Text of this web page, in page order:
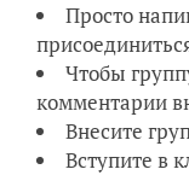
Просто
Чтобы
комментарии
Внесите
Вступите в